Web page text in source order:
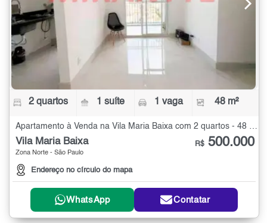
2 quartos 1 suíte 1 vaga 48 m²
Apartamento à Venda na Vila Maria Baixa com 2 quartos - 48 m²
Vila Maria Baixa
Zona Norte - São Paulo
Endereço no círculo do mapa
R$ 500.000
WhatsApp Contatar